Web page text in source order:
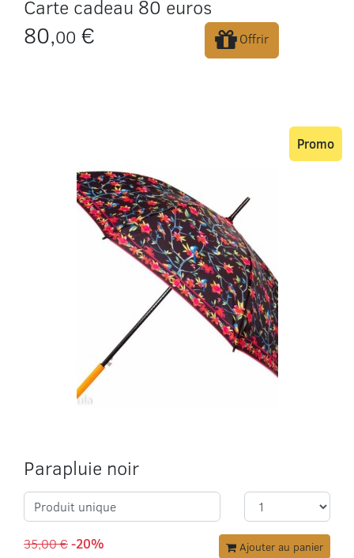
Carte cadeau 80 euros
80,00 € Offrir
Parapluie noir
Promo
Produit unique
35,00 €-20% Ajouter au panier